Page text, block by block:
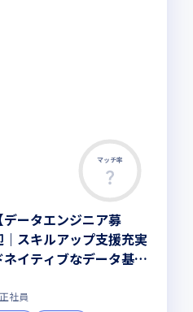
マッチ率
ータエンジニア募
スキルアップ支援充実
イティブなデータ基盤
タ処理でスキルアップ
正社員